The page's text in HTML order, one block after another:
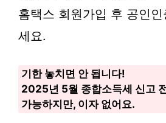
홈택스 회원가입 후 공인
세요.
기한 놓치면 안 됩니다!
2025년 5월 종합소득세 신고
가능하지만, 이자 없어요.